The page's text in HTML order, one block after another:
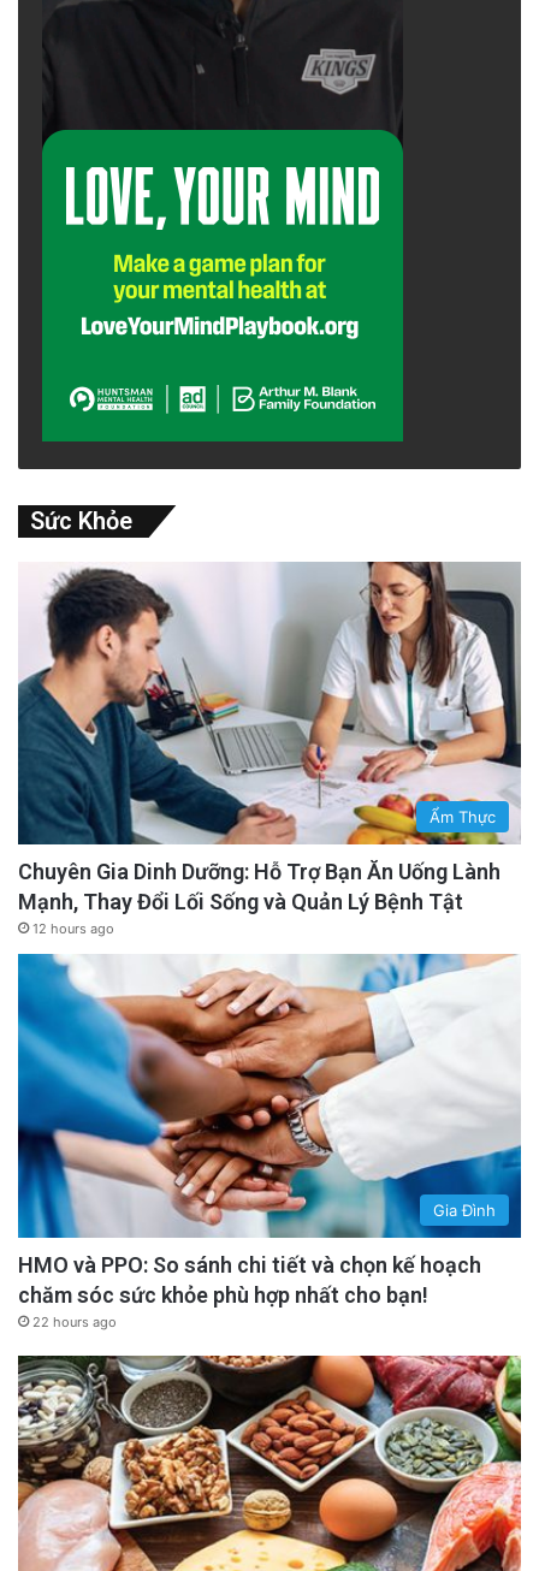
Sức Khỏe
Ẩm Thực
Chuyên Gia Dinh Dưỡng: Hỗ Trợ Bạn Ăn Uống Lành
Mạnh, Thay Đổi Lối Sống và Quản Lý Bệnh Tật
12 hours ago
Gia Đình
HMO và PPO: So sánh chi tiết và chọn kế hoạch
chăm sóc sức khỏe phù hợp nhất cho bạn!
22 hours ago